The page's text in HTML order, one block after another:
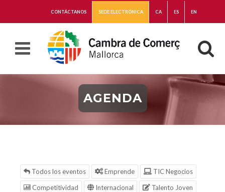
CONTÁCTANOS SEDE ELECTRÓNICA CA ES EN
AGENDA
Todos los eventos Emprende
TIC Negocios
Competitividad
Internacional
Talento Joven